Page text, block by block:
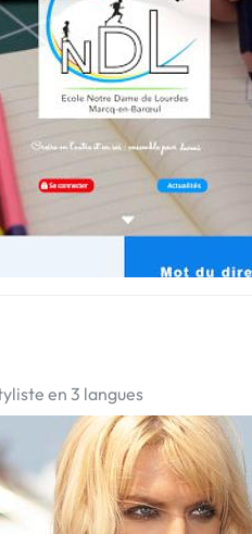
en 3 langues